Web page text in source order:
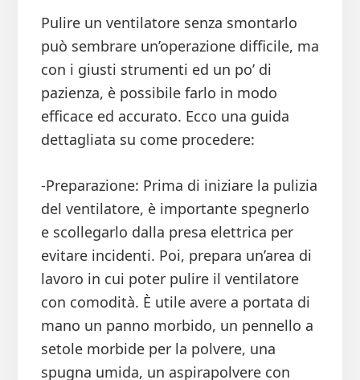
Pulire un ventilatore senza smontarlo
può sembrare un’operazione difficile, ma
con i giusti strumenti ed un po’ di
pazienza, è possibile farlo in modo
efficace ed accurato. Ecco una guida
dettagliata su come procedere:
-Preparazione: Prima di iniziare la pulizia
del ventilatore, è importante spegnerlo
e scollegarlo dalla presa elettrica per
evitare incidenti. Poi, prepara un’area di
lavoro in cui poter pulire il ventilatore
con comodità. È utile avere a portata di
mano un panno morbido, un pennello a
setole morbide per la polvere, una
spugna umida, un aspirapolvere con